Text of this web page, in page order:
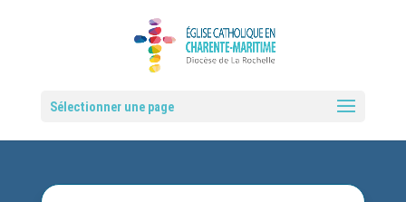
Sélectionner une page